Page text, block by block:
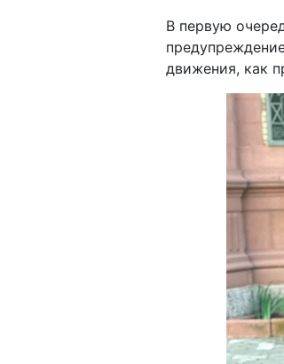
В первую
движения, как